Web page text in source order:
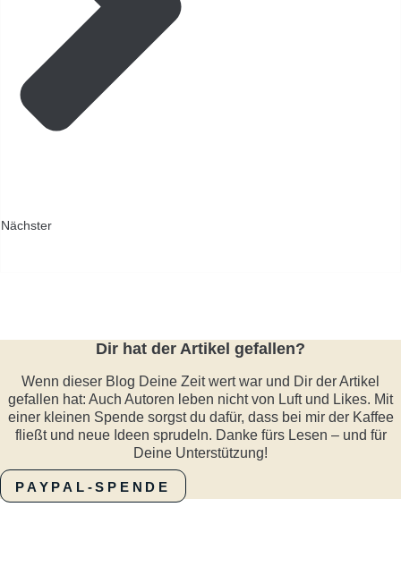
Nächster
Dir hat der Artikel gefallen?
Wenn dieser Blog Deine Zeit wert war und Dir der Artikel
gefallen hat: Auch Autoren leben nicht von Luft und Likes. Mit
einer kleinen Spende sorgst du dafür, dass bei mir der Kaffee
fließt und neue Ideen sprudeln. Danke fürs Lesen – und für
Deine Unterstützung!
PAYPAL-SPENDE